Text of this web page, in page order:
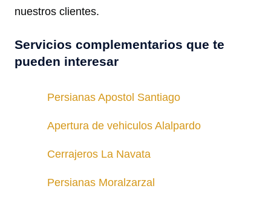
nuestros clientes.
Servicios complementarios que te
pueden interesar
Persianas Apostol Santiago
Apertura de vehiculos Alalpardo
Cerrajeros La Navata
Persianas Moralzarzal